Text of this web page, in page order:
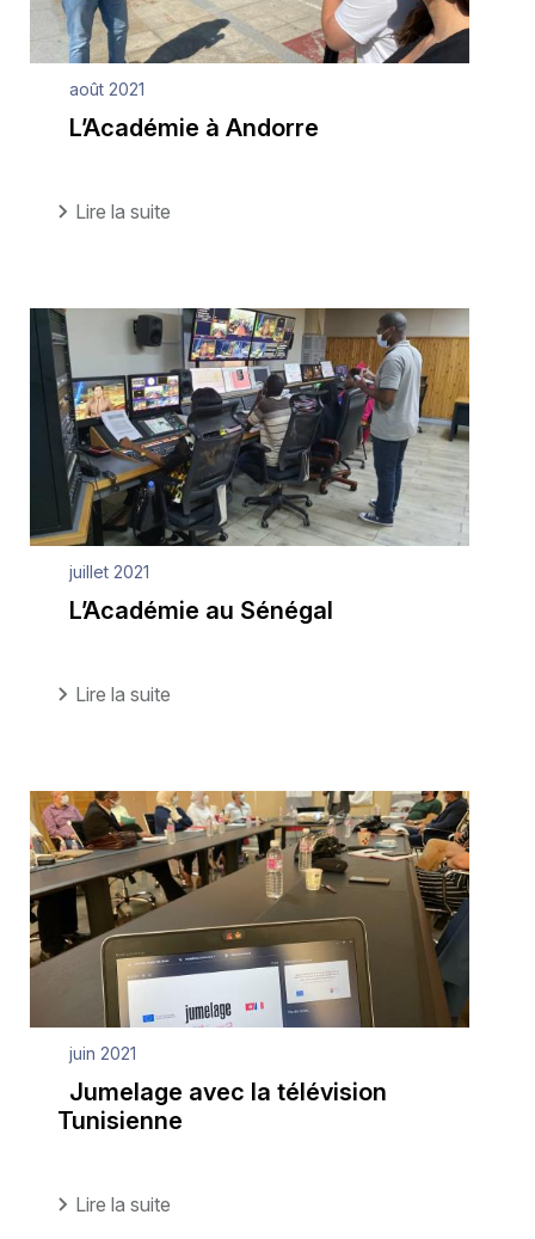
août 2021
L’Académie à Andorre
Lire la suite
juillet 2021
L’Académie au Sénégal
Lire la suite
juin 2021
Jumelage avec la télévision
Tunisienne
Lire la suite